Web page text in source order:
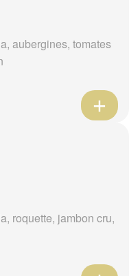
aubergines, tomates
roquette, jambon cru,